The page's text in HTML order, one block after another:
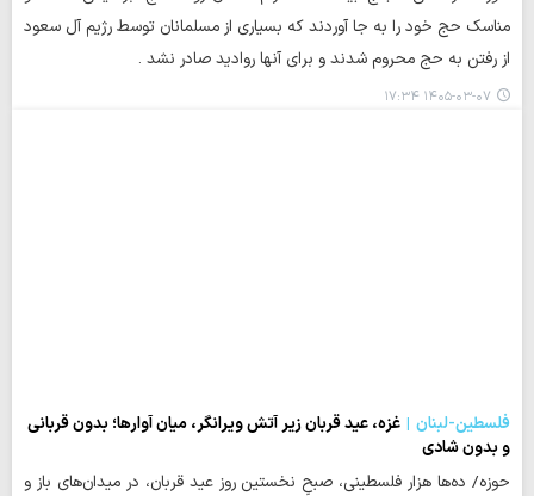
مناسک حج خود را به جا آوردند که بسیاری از مسلمانان توسط رژیم آل سعود
از رفتن به حج محروم شدند و برای آنها روادید صادر نشد .
۱۴۰۵-۰۳-۰۷ ۱۷:۳۴
فلسطین-لبنان
غزه، عید قربان زیر آتش ویرانگر، میان آوارها؛ بدون قربانی
و بدون شادی
حوزه/ ده‌ها هزار فلسطینی، صبحِ نخستین روز عید قربان، در میدان‌های باز و